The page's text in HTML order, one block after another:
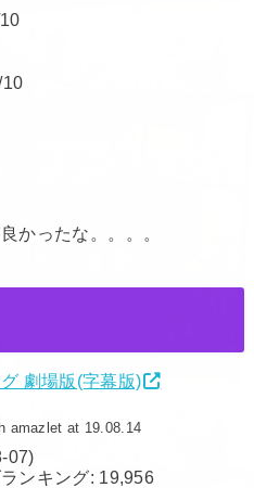
10
かったな。。。。
劇場版(字幕版)
amazlet at 19.08.14
07)
ンキング: 19,956